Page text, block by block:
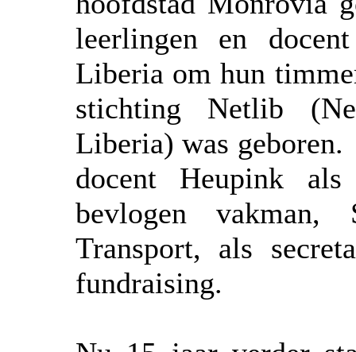
leerlingen en
Liberia om hun
stichting Netlib
Liberia) was
docent Heupink
bevlogen
Transport, als
fundraising.